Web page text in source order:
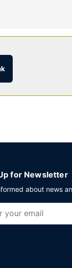
for Newsletter
about news